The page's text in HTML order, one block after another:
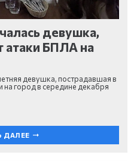
девушка,
атаки БПЛА на
девушка, пострадавшая в
на город в середине декабря
ДАЛЕЕ